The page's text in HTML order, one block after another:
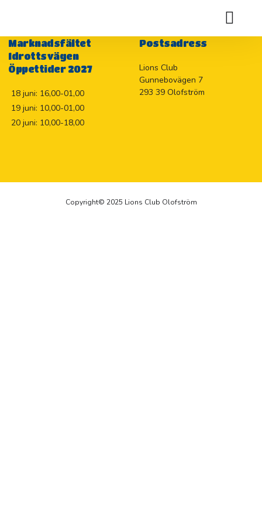
Postsadress
Lions Club
Gunnebovägen 7
293 39 Olofström
Marknadsfältet
Idrottsvägen
Öppettider 2027
18 juni: 16,00-01,00
19 juni: 10,00-01,00
20 juni: 10,00-18,00
Copyright© 2025 Lions Club Olofström